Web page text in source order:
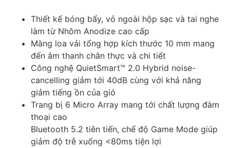
Thiết kế bóng bẩy, vỏ ngoài hộp sạc và tai nghe
làm từ Nhôm Anodize cao cấp
Màng loa vải tổng hợp kích thước 10 mm mang
đến âm thanh chân thực và chi tiết
Công nghệ QuietSmart™ 2.0 Hybrid noise-
cancelling giảm tới 40dB cùng với khả năng
giảm tiếng ồn của gió
Trang bị 6 Micro Array mang tới chất lượng đàm
thoại cao
Bluetooth 5.2 tiên tiến, chế độ Game Mode giúp
giảm độ trễ xuống <80ms tiện lợi